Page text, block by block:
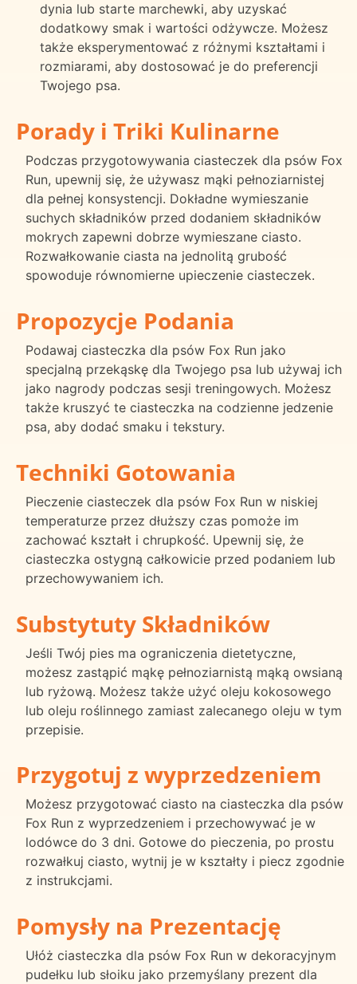
dynia lub starte marchewki, aby uzyskać
dodatkowy smak i wartości odżywcze. Możesz
także eksperymentować z różnymi kształtami i
rozmiarami, aby dostosować je do preferencji
Twojego psa.
Porady i Triki Kulinarne
Podczas przygotowywania ciasteczek dla psów Fox
Run, upewnij się, że używasz mąki pełnoziarnistej
dla pełnej konsystencji. Dokładne wymieszanie
suchych składników przed dodaniem składników
mokrych zapewni dobrze wymieszane ciasto.
Rozwałkowanie ciasta na jednolitą grubość
spowoduje równomierne upieczenie ciasteczek.
Propozycje Podania
Podawaj ciasteczka dla psów Fox Run jako
specjalną przekąskę dla Twojego psa lub używaj ich
jako nagrody podczas sesji treningowych. Możesz
także kruszyć te ciasteczka na codzienne jedzenie
psa, aby dodać smaku i tekstury.
Techniki Gotowania
Pieczenie ciasteczek dla psów Fox Run w niskiej
temperaturze przez dłuższy czas pomoże im
zachować kształt i chrupkość. Upewnij się, że
ciasteczka ostygną całkowicie przed podaniem lub
przechowywaniem ich.
Substytuty Składników
Jeśli Twój pies ma ograniczenia dietetyczne,
możesz zastąpić mąkę pełnoziarnistą mąką owsianą
lub ryżową. Możesz także użyć oleju kokosowego
lub oleju roślinnego zamiast zalecanego oleju w tym
przepisie.
Przygotuj z wyprzedzeniem
Możesz przygotować ciasto na ciasteczka dla psów
Fox Run z wyprzedzeniem i przechowywać je w
lodówce do 3 dni. Gotowe do pieczenia, po prostu
rozwałkuj ciasto, wytnij je w kształty i piecz zgodnie
z instrukcjami.
Pomysły na Prezentację
Ułóż ciasteczka dla psów Fox Run w dekoracyjnym
pudełku lub słoiku jako przemyślany prezent dla